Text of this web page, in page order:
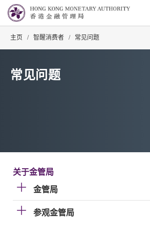
主页 / 智醒消费者 / 常见问题
常见问题
关于金管局
金管局
参观金管局